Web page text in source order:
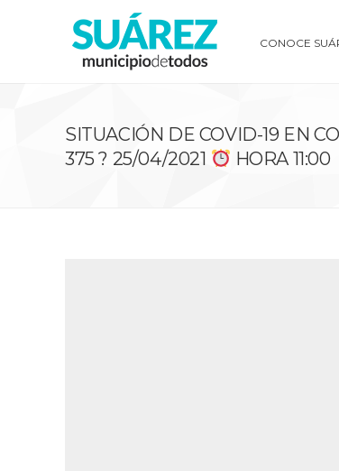
CONOCE
SITUACIÓN DE COVID-19 EN
375 ? 25/04/2021
HORA 11:00